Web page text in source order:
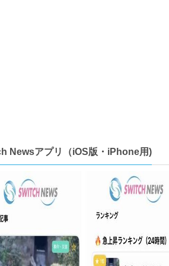
Newsアプリ（iOS版・iPhone用)